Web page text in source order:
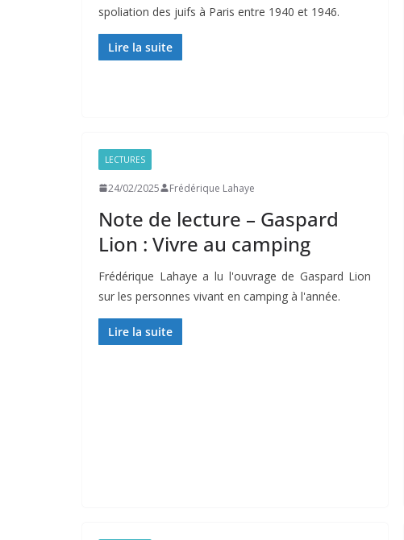
spoliation des juifs à Paris entre 1940 et 1946.
Lire la suite
LECTURES
24/02/2025 Frédérique Lahaye
Note de lecture – Gaspard
Lion : Vivre au camping
Frédérique Lahaye a lu l'ouvrage de Gaspard Lion
sur les personnes vivant en camping à l'année.
Lire la suite